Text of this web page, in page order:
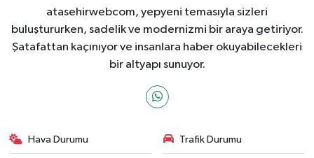
atasehirwebcom, yepyeni temasıyla sizleri
buluştururken, sadelik ve modernizmi bir araya getiriyor.
Şatafattan kaçınıyor ve insanlara haber okuyabilecekleri
bir altyapı sunuyor.
Hava Durumu Trafik Durumu